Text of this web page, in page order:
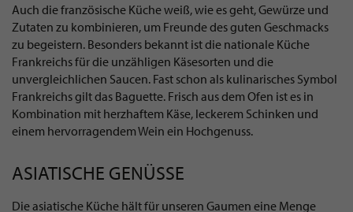
Auch die französische Küche weiß, wie es geht, Gewürze und
Zutaten zu kombinieren, um Freunde des guten Geschmacks
zu begeistern. Besonders bekannt ist die nationale Küche
Frankreichs für die unzähligen Käsesorten und die
unvergleichlichen Saucen. Fast schon als kulinarisches Symbol
Frankreichs gilt das Baguette. Frisch aus dem Ofen ist es in
Kombination mit herzhaftem Käse, leckerem Schinken und
einem hervorragendem Wein ein Hochgenuss.
ASIATISCHE GENÜSSE
Die asiatische Küche hält für unseren Gaumen eine Menge